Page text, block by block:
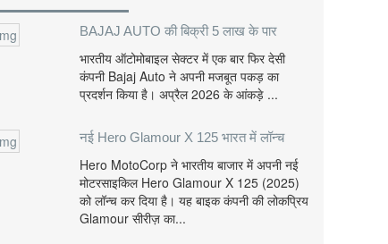
BAJAJ AUTO की बिक्री 5 लाख के पार
भारतीय ऑटोमोबाइल सेक्टर में एक बार फिर देसी
कंपनी Bajaj Auto ने अपनी मजबूत पकड़ का
प्रदर्शन किया है। अप्रैल 2026 के आंकड़े ...
नई Hero Glamour X 125 भारत में लॉन्च
Hero MotoCorp ने भारतीय बाजार में अपनी नई
मोटरसाइकिल Hero Glamour X 125 (2025)
को लॉन्च कर दिया है। यह बाइक कंपनी की लोकप्रिय
Glamour सीरीज़ का...